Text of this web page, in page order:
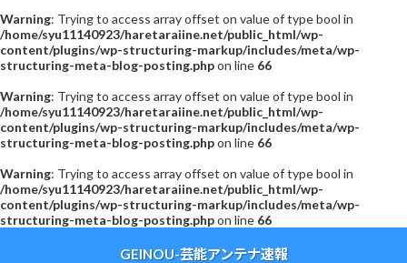
Warning: Trying to access array offset on value of type bool in
/home/syu11140923/haretaraiine.net/public_html/wp-
content/plugins/wp-structuring-markup/includes/meta/wp-
structuring-meta-blog-posting.phpon line 66
Warning: Trying to access array offset on value of type bool in
/home/syu11140923/haretaraiine.net/public_html/wp-
content/plugins/wp-structuring-markup/includes/meta/wp-
structuring-meta-blog-posting.phpon line 66
Warning: Trying to access array offset on value of type bool in
/home/syu11140923/haretaraiine.net/public_html/wp-
content/plugins/wp-structuring-markup/includes/meta/wp-
structuring-meta-blog-posting.phpon line 66
GEINOU-芸能アンテナ速報